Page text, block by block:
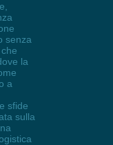
senza
la
a
sfide
sulla